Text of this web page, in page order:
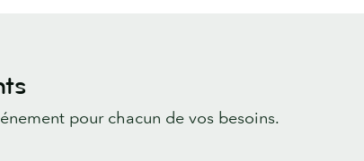
pour chacun de vos besoins.